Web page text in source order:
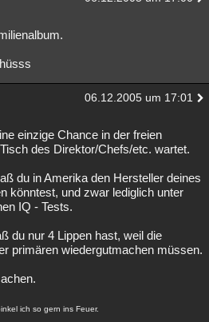
06.12.2005 um 17:01
einzige Chance in der freien
des Direktor/Chefs/etc. wartet.
du in Amerika den Hersteller deines
könntest, und zwar lediglich unter
IQ - Tests.
du nur 4 Lippen hast, weil die
primären wiedergutmachen müssen.
ich so gern ins Feuer.